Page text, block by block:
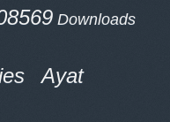
Downloads
Ayat